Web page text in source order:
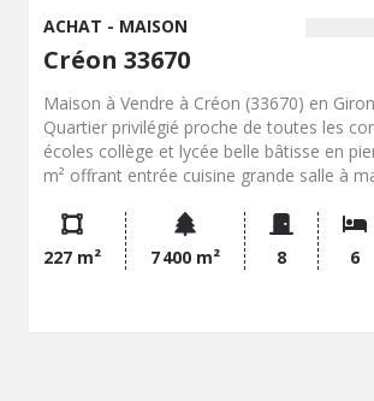
ACHAT - MAISON
Créon 33670
Maison à Vendre à Créon (33670) en
Quartier privilégié proche de toutes les
écoles collège et lycée belle bâtisse en
m² offrant entrée cuisine grande salle à
bureau greniers aménageables (environ
de modernisation à prévoir. Chauffage par
Une dépendance non attenante d'environ
magnifique parcelle fleurie et boisée
227 m² 7 400 m² 8 6